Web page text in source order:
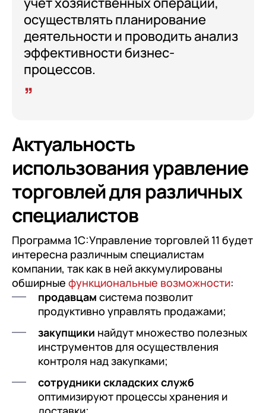
осуществлять планирование
деятельности и проводить анализ
эффективности бизнес-
процессов.
Актуальность
использования уравление
торговлей для различных
специалистов
Программа 1С:Управление торговлей 11 будет
интересна различным специалистам
компании, так как в ней аккумулированы
обширные функциональные возможности:
продавцам система позволит
продуктивно управлять продажами;
закупщики найдут множество полезных
инструментов для осуществления
контроля над закупками;
сотрудники складских служб
оптимизируют процессы хранения и